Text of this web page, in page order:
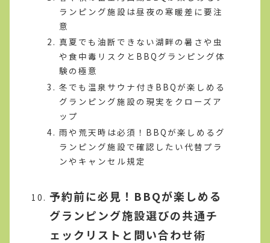
ランピング施設は昼夜の寒暖差に要注
意
真夏でも油断できない湖畔の暑さや虫
や食中毒リスクとBBQグランピング体
験の極意
冬でも温泉サウナ付きBBQが楽しめる
グランピング施設の現実をクローズア
ップ
雨や荒天時は必須！BBQが楽しめるグ
ランピング施設で確認したい代替プラ
ンやキャンセル規定
予約前に必見！BBQが楽しめる
グランピング施設選びの共通チ
ェックリストと問い合わせ術